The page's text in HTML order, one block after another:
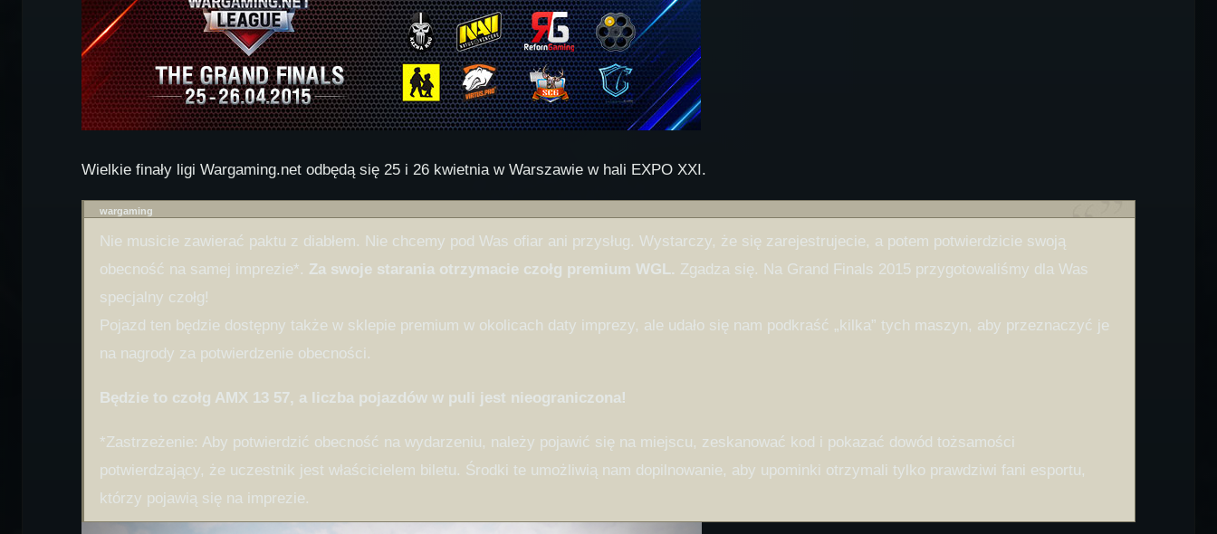
Wielkie finały ligi Wargaming.net odbędą się 25 i 26 kwietnia w Warszawie w hali EXPO XXI.
wargaming
Nie musicie zawierać paktu z diabłem. Nie chcemy pod Was ofiar ani przysług. Wystarczy, że się zarejestrujecie, a potem potwierdzicie swoją
obecność na samej imprezie*. Za swoje starania otrzymacie czołg premium WGL. Zgadza się. Na Grand Finals 2015 przygotowaliśmy dla Was
specjalny czołg!
Pojazd ten będzie dostępny także w sklepie premium w okolicach daty imprezy, ale udało się nam podkraść „kilka” tych maszyn, aby przeznaczyć je
na nagrody za potwierdzenie obecności.
Będzie to czołg AMX 13 57, a liczba pojazdów w puli jest nieograniczona!
*Zastrzeżenie: Aby potwierdzić obecność na wydarzeniu, należy pojawić się na miejscu, zeskanować kod i pokazać dowód tożsamości
potwierdzający, że uczestnik jest właścicielem biletu. Środki te umożliwią nam dopilnowanie, aby upominki otrzymali tylko prawdziwi fani esportu,
którzy pojawią się na imprezie.